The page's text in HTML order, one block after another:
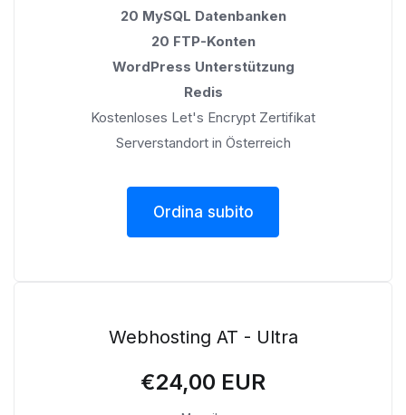
20 MySQL Datenbanken
20 FTP-Konten
WordPress Unterstützung
Redis
Kostenloses Let's Encrypt Zertifikat
Serverstandort in Österreich
Ordina subito
Webhosting AT - Ultra
€24,00 EUR